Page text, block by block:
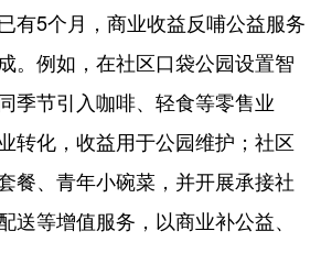
5个月，商业收益反哺公益服务
。例如，在社区口袋公园设置智
季节引入咖啡、轻食等零售业
转化，收益用于公园维护；社区
餐、青年小碗菜，并开展承接社
送等增值服务，以商业补公益、